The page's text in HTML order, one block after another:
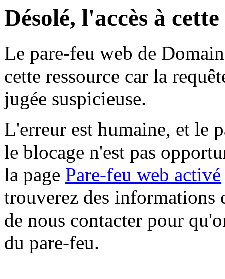
Désolé, l'accès à
Le pare-feu web de
cette ressource car la
jugée suspicieuse.
L'erreur est humaine, et le
le blocage n'est pas
la page Pare-feu web activé
trouverez des informations
de nous contacter pour
du pare-feu.